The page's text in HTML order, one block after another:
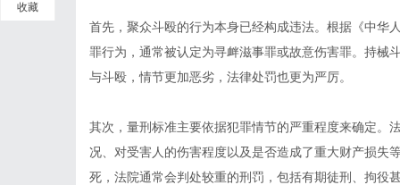
收藏
首先，聚众斗殴的行为本身已经构成违法。根据《中华
罪行为，通常被认定为寻衅滋事罪或故意伤害罪。持械
与斗殴，情节更加恶劣，法律处罚也更为严厉。
其次，量刑标准主要依据犯罪情节的严重程度来确定。
况、对受害人的伤害程度以及是否造成了重大财产损失
死，法院通常会判处较重的刑罚，包括有期徒刑、拘役